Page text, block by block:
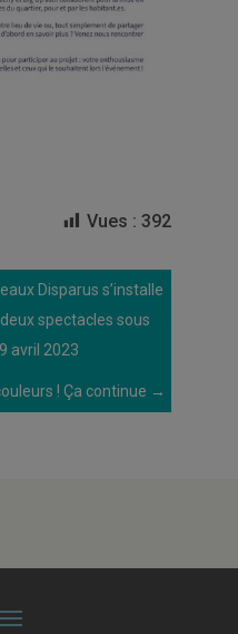
Vues : 392
Disparus s’installe
spectacles sous
avril 2023
! Ça continue →